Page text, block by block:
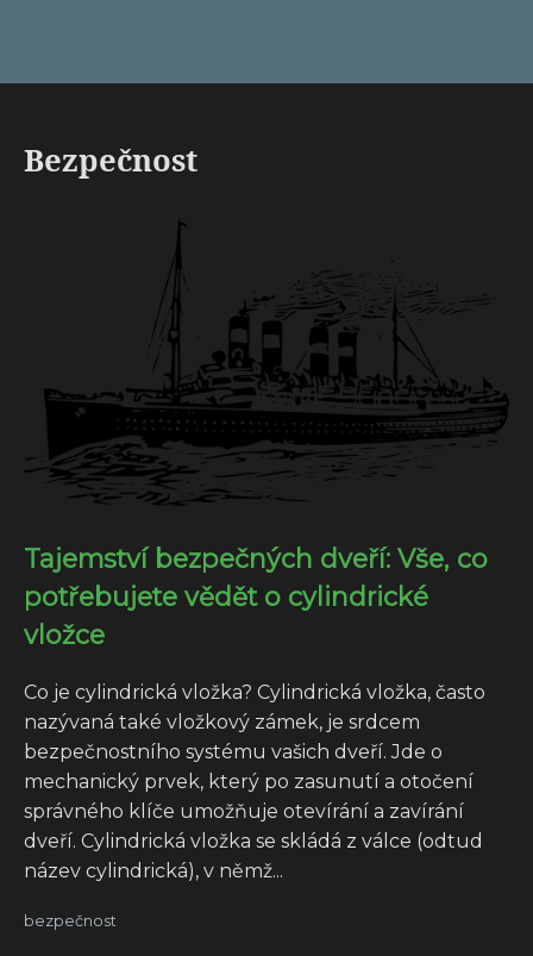
Bezpečnost
Tajemství bezpečných dveří: Vše, co
potřebujete vědět o cylindrické
vložce
Co je cylindrická vložka? Cylindrická vložka, často
nazývaná také vložkový zámek, je srdcem
bezpečnostního systému vašich dveří. Jde o
mechanický prvek, který po zasunutí a otočení
správného klíče umožňuje otevírání a zavírání
dveří. Cylindrická vložka se skládá z válce (odtud
název cylindrická), v němž...
bezpečnost